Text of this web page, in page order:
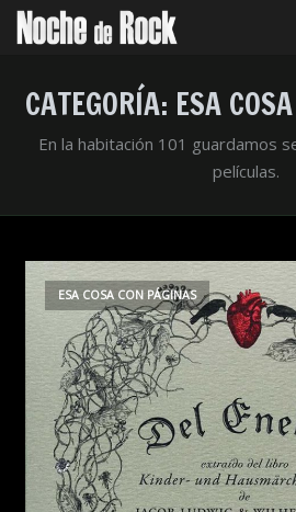
Contacto
Acerca de
CATEGORÍA: ESA
En la habitación 101 guardamos
películas.
ESA COSA CON PÁGINAS